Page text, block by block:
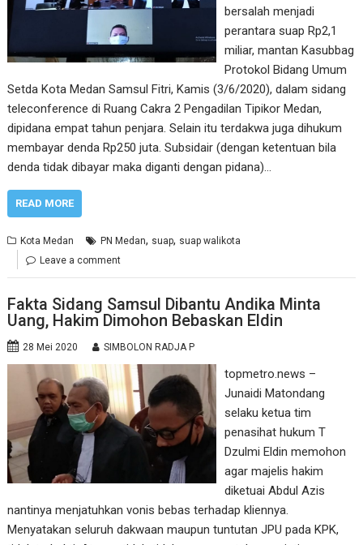
bersalah menjadi
perantara suap Rp2,1
miliar, mantan Kasubbag
Protokol Bidang Umum
Setda Kota Medan Samsul Fitri, Kamis (3/6/2020), dalam sidang
teleconference di Ruang Cakra 2 Pengadilan Tipikor Medan,
dipidana empat tahun penjara. Selain itu terdakwa juga dihukum
membayar denda Rp250 juta. Subsidair (dengan ketentuan bila
denda tidak dibayar maka diganti dengan pidana)…
READ MORE
Kota Medan PN Medan, suap, suap walikota
Leave a comment
Fakta Sidang Samsul Dibantu Andika Minta
Uang, Hakim Dimohon Bebaskan Eldin
28 Mei 2020 SIMBOLON RADJA P
topmetro.news –
Junaidi Matondang
selaku ketua tim
penasihat hukum T
Dzulmi Eldin memohon
agar majelis hakim
diketuai Abdul Azis
nantinya menjatuhkan vonis bebas terhadap kliennya.
Menyatakan seluruh dakwaan maupun tuntutan JPU pada KPK,